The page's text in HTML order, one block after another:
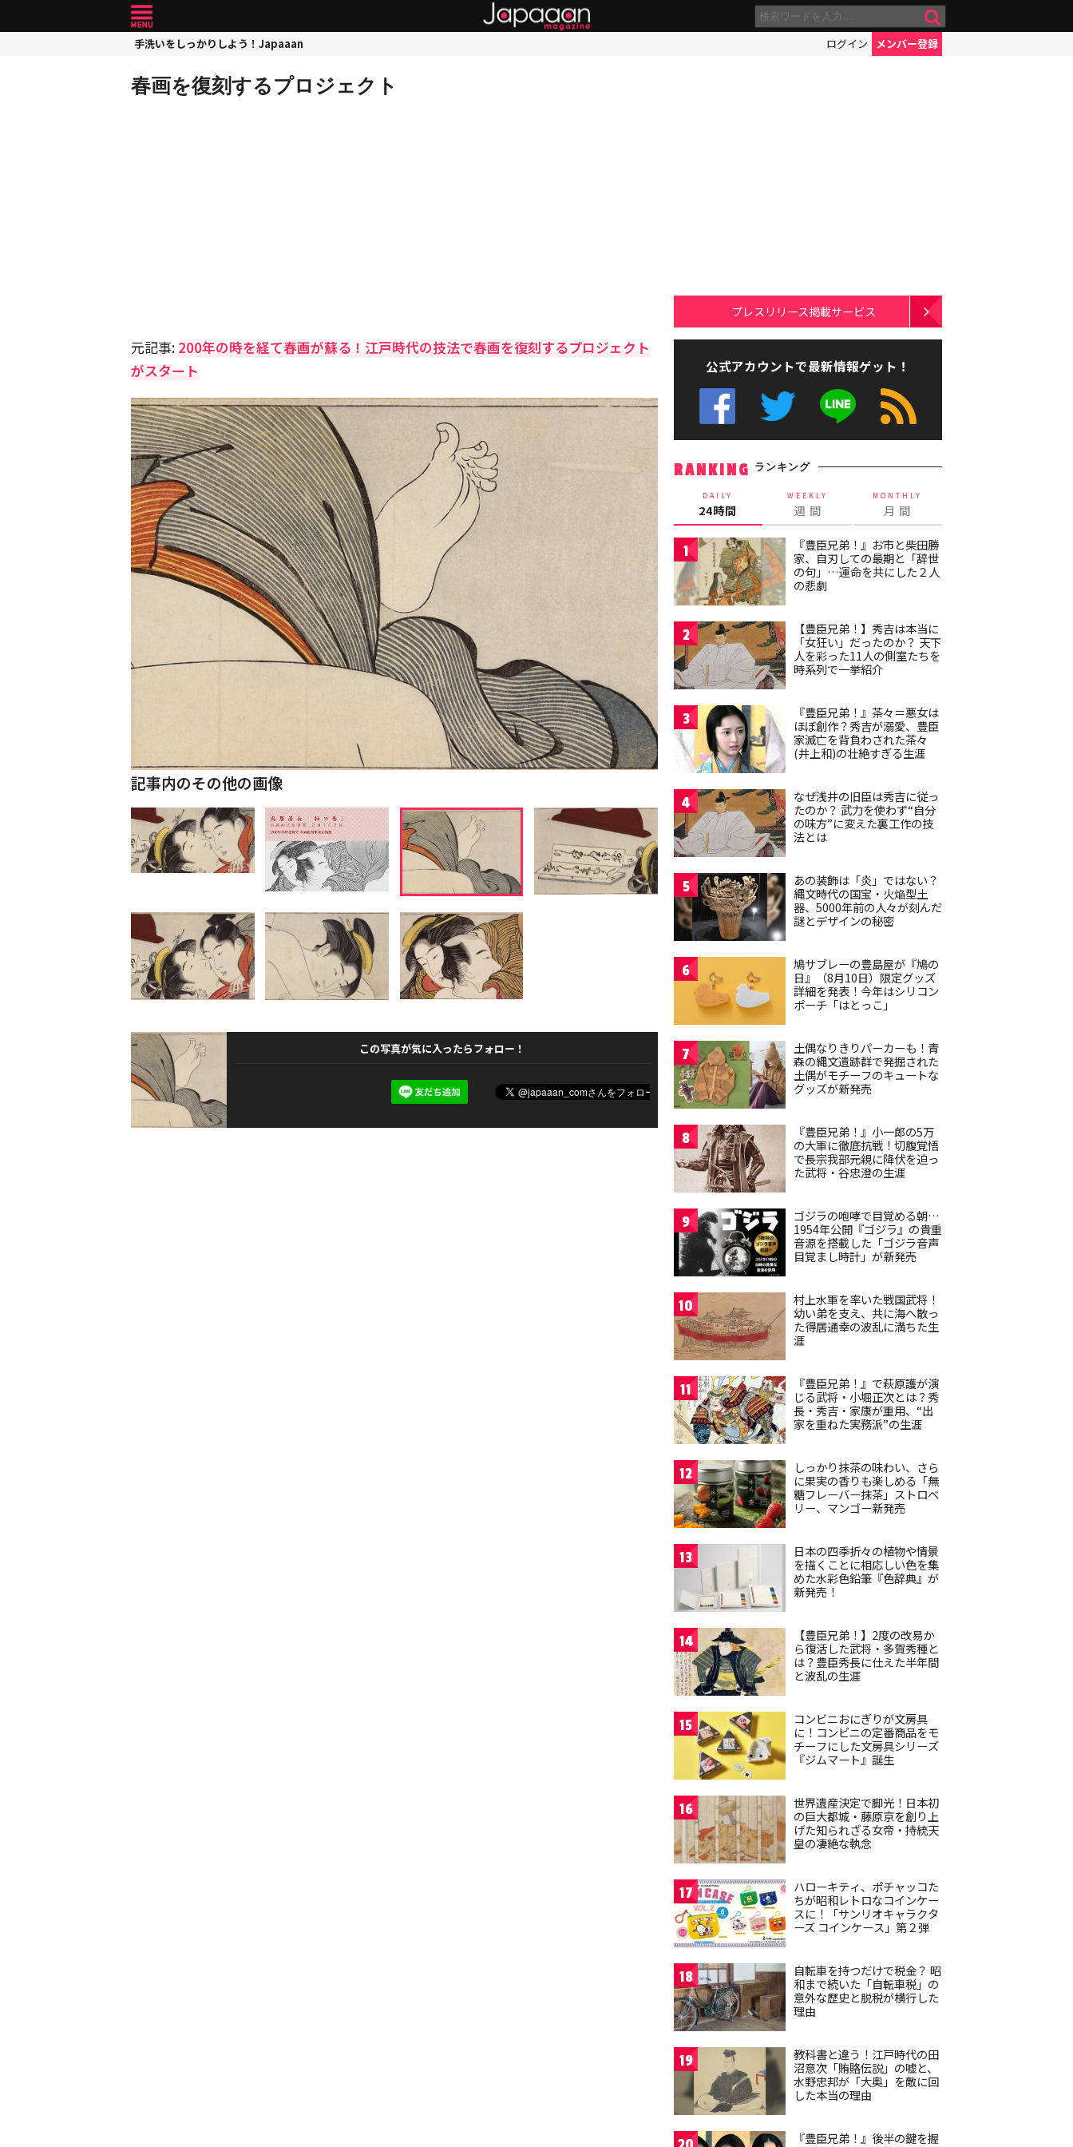
手洗いをしっかりしよう！Japaaan ログイン メンバー登録
春画を復刻するプロジェクト
元記事: 200年の時を経て春画が蘇る！江戸時代の技法で春画を復刻するプロジェクト
がスタート
記事内のその他の画像
この写真が気に入ったらフォロー！
プレスリリース掲載サービス
公式アカウントで最新情報ゲット！
RANKING ランキング
DAILY
24時間
WEEKLY
週 間
MONTHLY
月 間
1
『豊臣兄弟！』お市と柴田勝
家、自刃しての最期と「辞世
の句」…運命を共にした２人
の悲劇
2
【豊臣兄弟！】秀吉は本当に
「女狂い」だったのか？ 天下
人を彩った11人の側室たちを
時系列で一挙紹介
3
『豊臣兄弟！』茶々＝悪女は
ほぼ創作？秀吉が溺愛、豊臣
家滅亡を背負わされた茶々
(井上和)の壮絶すぎる生涯
4
なぜ浅井の旧臣は秀吉に従っ
たのか？ 武力を使わず“自分
の味方”に変えた裏工作の技
法とは
5
あの装飾は「炎」ではない？
縄文時代の国宝・火焔型土
器、5000年前の人々が刻んだ
謎とデザインの秘密
6
鳩サブレーの豊島屋が『鳩の
日』（8月10日）限定グッズ
詳細を発表！今年はシリコン
ポーチ「はとっこ」
7
土偶なりきりパーカーも！青
森の縄文遺跡群で発掘された
土偶がモチーフのキュートな
グッズが新発売
8
『豊臣兄弟！』小一郎の5万
の大軍に徹底抗戦！切腹覚悟
で長宗我部元親に降伏を迫っ
た武将・谷忠澄の生涯
9
ゴジラの咆哮で目覚める朝…
1954年公開『ゴジラ』の貴重
音源を搭載した「ゴジラ音声
目覚まし時計」が新発売
10
村上水軍を率いた戦国武将！
幼い弟を支え、共に海へ散っ
た得居通幸の波乱に満ちた生
涯
11
『豊臣兄弟！』で萩原護が演
じる武将・小堀正次とは？秀
長・秀吉・家康が重用、“出
家を重ねた実務派”の生涯
12
しっかり抹茶の味わい、さら
に果実の香りも楽しめる「無
糖フレーバー抹茶」ストロベ
リー、マンゴー新発売
13
日本の四季折々の植物や情景
を描くことに相応しい色を集
めた水彩色鉛筆『色辞典』が
新発売！
14
【豊臣兄弟！】2度の改易か
ら復活した武将・多賀秀種と
は？豊臣秀長に仕えた半年間
と波乱の生涯
15
コンビニおにぎりが文房具
に！コンビニの定番商品をモ
チーフにした文房具シリーズ
『ジムマート』誕生
16
世界遺産決定で脚光！日本初
の巨大都城・藤原京を創り上
げた知られざる女帝・持統天
皇の凄絶な執念
17
ハローキティ、ポチャッコた
ちが昭和レトロなコインケー
スに！「サンリオキャラクタ
ーズ コインケース」第２弾
18
自転車を持つだけで税金？ 昭
和まで続いた「自転車税」の
意外な歴史と脱税が横行した
理由
19
教科書と違う！江戸時代の田
沼意次「賄賂伝説」の嘘と、
水野忠邦が「大奥」を敵に回
した本当の理由
『豊臣兄弟！』後半の鍵を握